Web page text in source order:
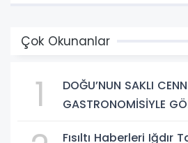
Çok Okunanlar
1
DOĞU’NUN SAKLI
GASTRONOMİSİYLE
Fısıltı Haberleri Iğdır